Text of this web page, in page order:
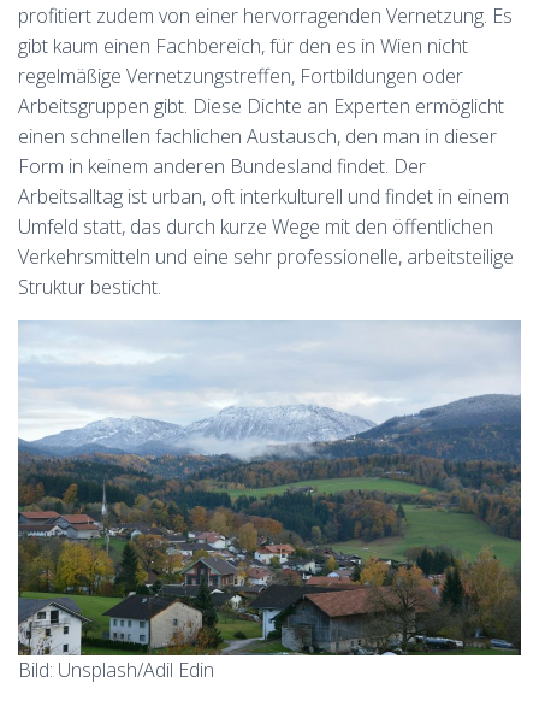
profitiert zudem von einer hervorragenden Vernetzung. Es
gibt kaum einen Fachbereich, für den es in Wien nicht
regelmäßige Vernetzungstreffen, Fortbildungen oder
Arbeitsgruppen gibt. Diese Dichte an Experten ermöglicht
einen schnellen fachlichen Austausch, den man in dieser
Form in keinem anderen Bundesland findet. Der
Arbeitsalltag ist urban, oft interkulturell und findet in einem
Umfeld statt, das durch kurze Wege mit den öffentlichen
Verkehrsmitteln und eine sehr professionelle, arbeitsteilige
Struktur besticht.
Bild: Unsplash/Adil Edin